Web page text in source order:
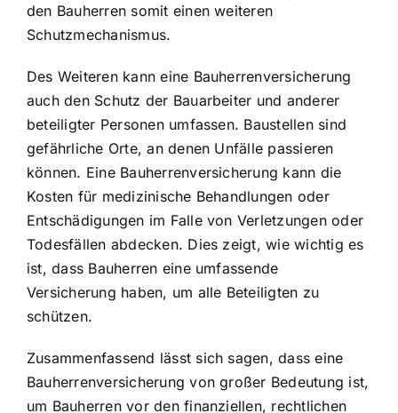
den Bauherren somit einen weiteren
Schutzmechanismus.
Des Weiteren kann eine Bauherrenversicherung
auch den Schutz der Bauarbeiter und anderer
beteiligter Personen umfassen. Baustellen sind
gefährliche Orte, an denen Unfälle passieren
können. Eine Bauherrenversicherung kann die
Kosten für medizinische Behandlungen oder
Entschädigungen im Falle von Verletzungen oder
Todesfällen abdecken. Dies zeigt, wie wichtig es
ist, dass Bauherren eine umfassende
Versicherung haben, um alle Beteiligten zu
schützen.
Zusammenfassend lässt sich sagen, dass eine
Bauherrenversicherung von großer Bedeutung ist,
um Bauherren vor den finanziellen, rechtlichen